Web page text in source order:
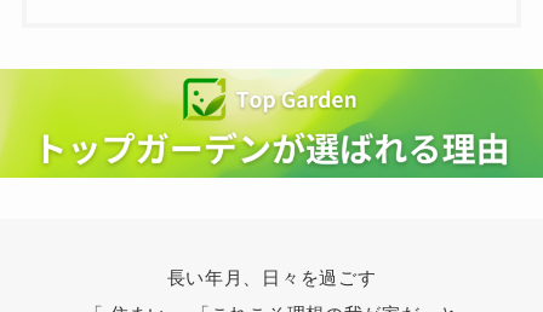
長い年月、日々を過ごす